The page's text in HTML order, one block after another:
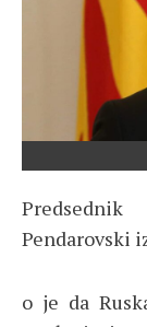
Pendarovski
o je da